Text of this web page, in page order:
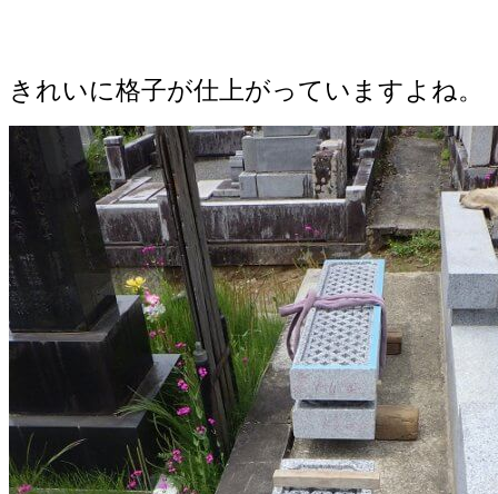
きれいに格子が仕上がっていますよね。